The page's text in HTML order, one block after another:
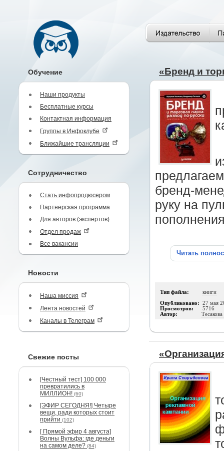
Обучение
Наши продукты
Бесплатные курсы
Контактная информация
Группы в Инфоклубе
Ближайшие трансляции
Сотрудничество
Стать инфопродюсером
Партнерская программа
Для авторов (экспертов)
Отдел продаж
Все вакансии
Новости
Наша миссия
Лента новостей
Каналы в Телеграм
Свежие посты
[Честный тест] 100 000
превратились в
МИЛЛИОН! (60)
[ЭФИР СЕГОДНЯ!] Четыре
вещи, ради которых стоит
прийти (102)
[ Прямой эфир 4 августа]
Волны Вульфа: где деньги
на самом деле? (84)
«Бренд и
бренд-
руку на
Читать
Тип файла: книги
Опубликовано: 27 мая
Просмотров: 5716
Автор: